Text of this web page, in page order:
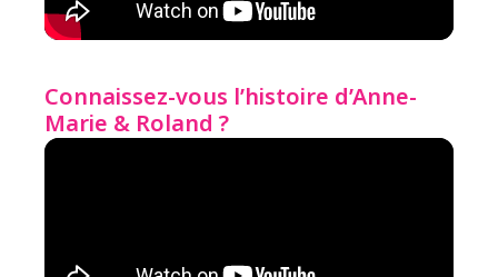
Connaissez-vous l’histoire d’Anne-
Marie & Roland ?